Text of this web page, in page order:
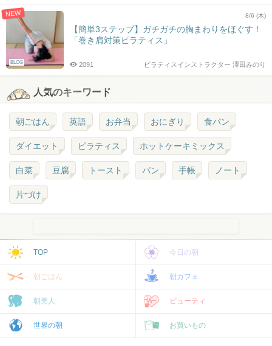
NEW
BLOG
8/6 (木)
【簡単3ステップ】ガチガチの胸まわりをほぐす！
「巻き肩対策ピラティス」
ピラティスインストラクター 澤田みのり
2091
人気のキーワード
朝ごはん 英語 お弁当 おにぎり 食パン
ダイエット ピラティス ホットケーキミックス
白菜 豆腐 トースト パン 手帳 ノート
片づけ
TOP 今日の朝
朝ごはん 朝カフェ
朝美人 ビューティ
世界の朝 お買いもの